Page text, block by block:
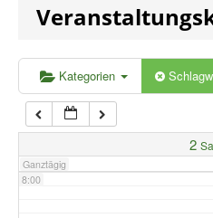
Kategorien
2
Ganztägig
5:00
6:00
7:00
8:00